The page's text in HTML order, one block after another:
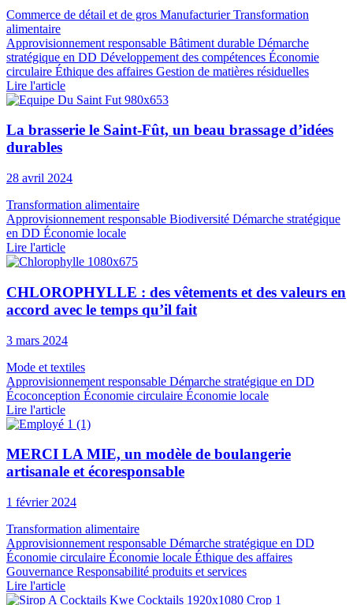
Commerce de détail et de gros Manufacturier Transformation
alimentaire
Approvisionnement responsable Bâtiment durable Démarche
stratégique en DD Développement des compétences Économie
circulaire Éthique des affaires Gestion de matières résiduelles
Lire l'article
La brasserie le Saint-Fût, un beau brassage d’idées
durables
28 avril 2024
Transformation alimentaire
Approvisionnement responsable Biodiversité Démarche stratégique
en DD Économie locale
Lire l'article
CHLOROPHYLLE : des vêtements et des valeurs en
accord avec le temps qu’il fait
3 mars 2024
Mode et textiles
Approvisionnement responsable Démarche stratégique en DD
Écoconception Économie circulaire Économie locale
Lire l'article
MERCI LA MIE, un modèle de boulangerie
artisanale et écoresponsable
1 février 2024
Transformation alimentaire
Approvisionnement responsable Démarche stratégique en DD
Économie circulaire Économie locale Éthique des affaires
Gouvernance Responsabilité produits et services
Lire l'article